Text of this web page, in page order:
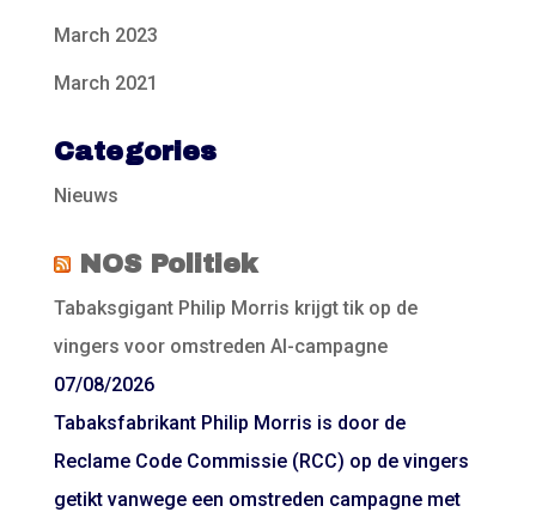
March 2023
March 2021
Categories
Nieuws
NOS Politiek
Tabaksgigant Philip Morris krijgt tik op de
vingers voor omstreden AI-campagne
07/08/2026
Tabaksfabrikant Philip Morris is door de
Reclame Code Commissie (RCC) op de vingers
getikt vanwege een omstreden campagne met